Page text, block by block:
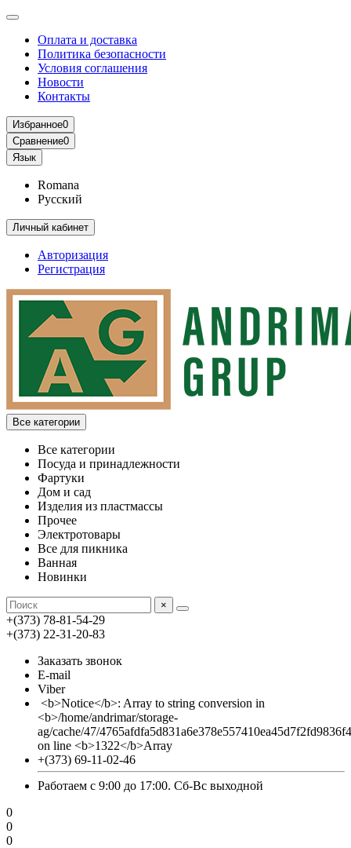
Оплата и доставка
Политика безопасности
Условия соглашения
Новости
Контакты
Избранное0
Сравнение0
Язык
Romana
Русский
Личный кабинет
Авторизация
Регистрация
Все категории
Все категории
Посуда и принадлежности
Фартуки
Дом и сад
Изделия из пластмассы
Прочее
Электротовары
Все для пикника
Ванная
Новинки
×
+(373) 78-81-54-29
+(373) 22-31-20-83
Заказать звонок
E-mail
Viber
<b>Notice</b>: Array to string conversion in
<b>/home/andrimar/storage-
ag/cache/47/
on line <b>1322</b>Array
+(373) 69-11-02-46
Работаем с 9:00 до 17:00. Сб-Вс выходной
0
0
0